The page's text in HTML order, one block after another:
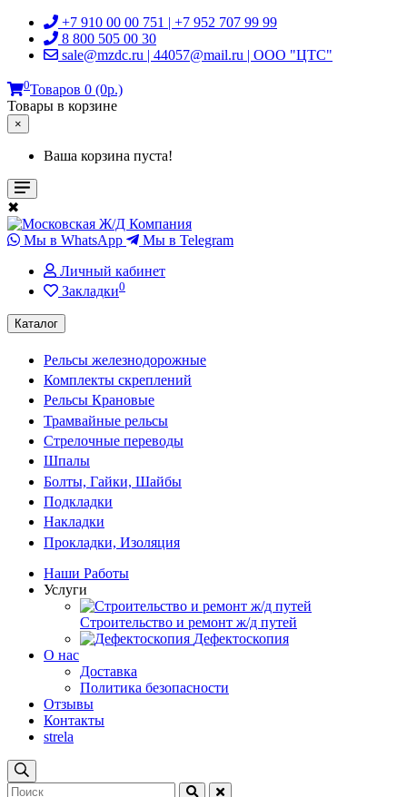
+7 910 00 00 751 | +7 952 707 99 99
8 800 505 00 30
sale@mzdc.ru | 44057@mail.ru | ООО "ЦТС"
0Товаров 0 (0р.)
Товары в корзине
×
Ваша корзина пуста!
✖
Мы в WhatsApp
Мы в Telegram
Личный кабинет
Закладки0
Каталог
Рельсы железнодорожные
Комплекты скреплений
Рельсы Крановые
Трамвайные рельсы
Стрелочные переводы
Шпалы
Болты, Гайки, Шайбы
Подкладки
Накладки
Прокладки, Изоляция
Наши Работы
Услуги
Строительство и ремонт ж/д путей
Дефектоскопия
О нас
Доставка
Политика безопасности
Отзывы
Контакты
strela